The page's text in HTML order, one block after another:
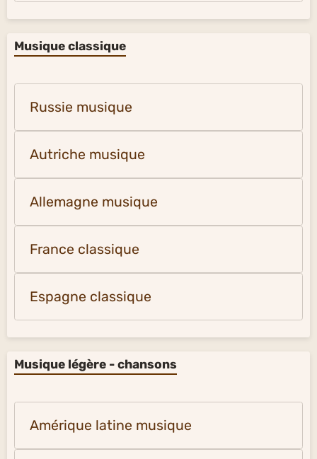
Musique classique
Russie musique
Autriche musique
Allemagne musique
France classique
Espagne classique
Musique légère - chansons
Amérique latine musique